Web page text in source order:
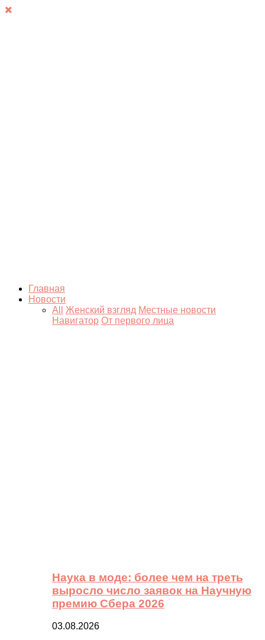
Главная
Новости
All
Женский взгляд Местные новости
Навигатор От первого лица
Наука в моде: более чем на треть
выросло число заявок на Научную
премию Сбера 2026
03.08.2026